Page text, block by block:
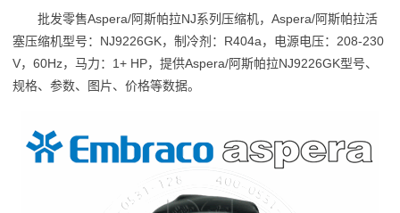
批发零售Aspera/阿斯帕拉NJ系列压缩机，Aspera/阿斯帕拉活
塞压缩机型号：NJ9226GK，制冷剂：R404a，电源电压：208-230
V，60Hz，马力：1+ HP，提供Aspera/阿斯帕拉NJ9226GK型号、
规格、参数、图片、价格等数据。